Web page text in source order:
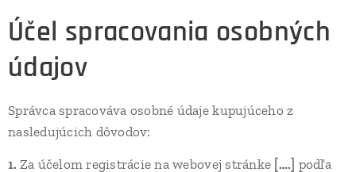
Účel spracovania osobných
údajov
Správca spracováva osobné údaje kupujúceho z
nasledujúcich dôvodov:
1. Za účelom registrácie na webovej stránke [….] podľa